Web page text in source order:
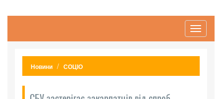
Toggle
Новини СОЦІО